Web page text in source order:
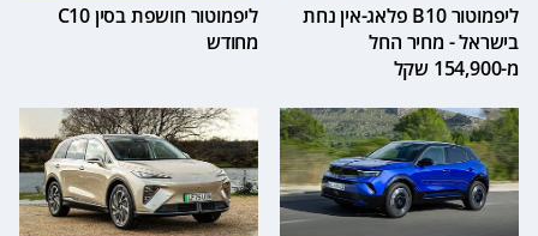
ליפמוטור B10 פלאג-אין נחת
בישראל - מחיר החל
מ-154,900 שקל
ליפמוטור חושפת בסין C10
מחודש